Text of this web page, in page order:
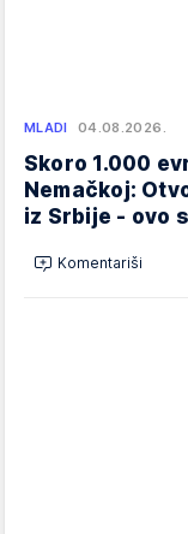
MLADI 04.08.2026.
Skoro 1.000
Nemačkoj:
iz Srbije - ovo
Komentariši